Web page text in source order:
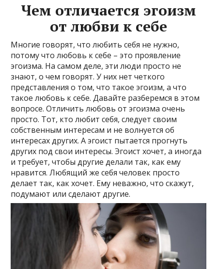
Чем отличается эгоизм
от любви к себе
Многие говорят, что любить себя не нужно,
потому что любовь к себе – это проявление
эгоизма. На самом деле, эти люди просто не
знают, о чем говорят. У них нет четкого
представления о том, что такое эгоизм, а что
такое любовь к себе. Давайте разберемся в этом
вопросе. Отличить любовь от эгоизма очень
просто. Тот, кто любит себя, следует своим
собственным интересам и не волнуется об
интересах других. А эгоист пытается прогнуть
других под свои интересы. Эгоист хочет, а иногда
и требует, чтобы другие делали так, как ему
нравится. Любящий же себя человек просто
делает так, как хочет. Ему неважно, что скажут,
подумают или сделают другие.